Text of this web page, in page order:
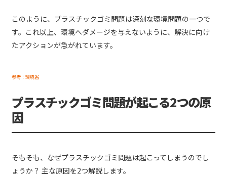
このように、プラスチックゴミ問題は深刻な環境問題の一つで
す。これ以上、環境へダメージを与えないように、解決に向け
たアクションが急がれています。
参考：環境省
プラスチックゴミ問題が起こる2つの原
因
そもそも、なぜプラスチックゴミ問題は起こってしまうのでし
ょうか？ 主な原因を2つ解説します。